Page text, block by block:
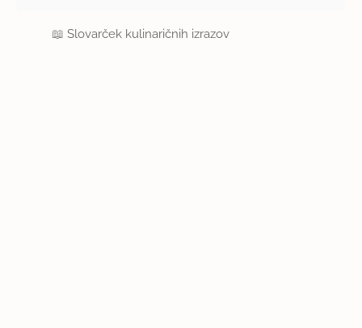
📖Slovarček kulinaričnih izrazov